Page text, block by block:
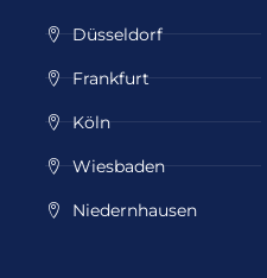
Düsseldorf
Frankfurt
Köln
Wiesbaden
Niedernhausen